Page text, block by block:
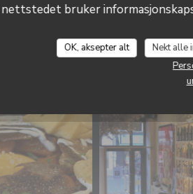
bruker
OK, aksepter alt Nekt alle